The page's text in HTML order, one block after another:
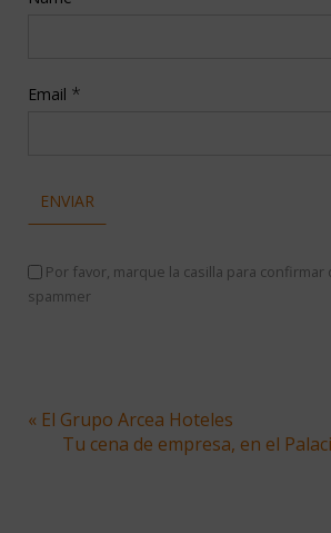
Email *
Por favor, marque la casilla para
spammer
« El Grupo Arcea Hoteles
Tu cena de empresa, en el